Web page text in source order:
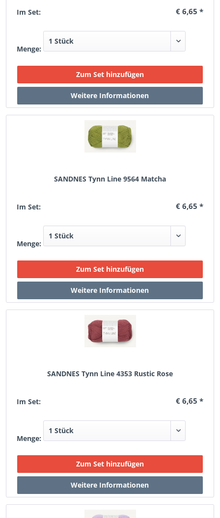
Im Set: € 6,65 *
Menge:
SANDNES Tynn Line 9564 Matcha
Im Set: € 6,65 *
Menge:
SANDNES Tynn Line 4353 Rustic Rose
Im Set: € 6,65 *
Menge: